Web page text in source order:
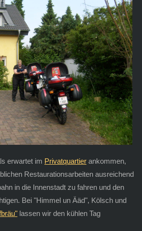
erwartet im Privatquartierankommen,
Restaurationsarbeiten ausreichend
in die Innenstadt zu fahren und den
Bei "Himmel un Ääd", Kölsch und
lassen wir den kühlen Tag